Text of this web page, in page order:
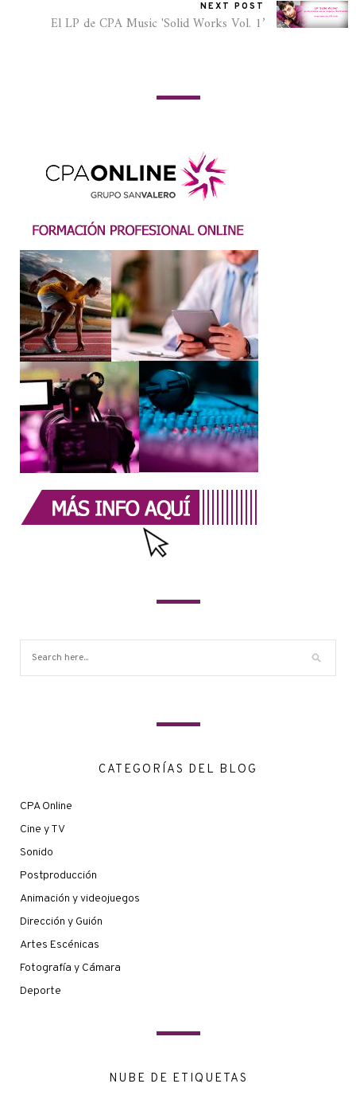
NEXT POST
El LP de CPA Music 'Solid Works Vol. 1’
CATEGORÍAS DEL BLOG
CPA Online
Cine y TV
Sonido
Postproducción
Animación y videojuegos
Dirección y Guión
Artes Escénicas
Fotografía y Cámara
Deporte
NUBE DE ETIQUETAS